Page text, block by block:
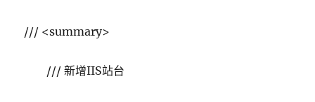
/// <summary>
/// 新增IIS站台